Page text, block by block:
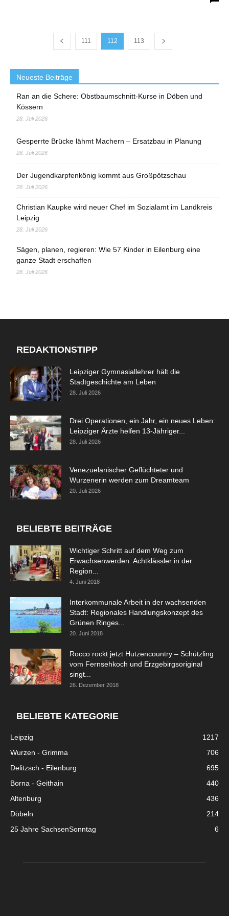
111 112 113
Neueste Beiträge
Ran an die Schere: Obstbaumschnitt-Kurse in Döben und
Kössern
28. Juli 2026
Gesperrte Brücke lähmt Machern – Ersatzbau in Planung
28. Juli 2026
Der Jugendkarpfenkönig kommt aus Großpötzschau
28. Juli 2026
Christian Kaupke wird neuer Chef im Sozialamt im Landkreis
Leipzig
28. Juli 2026
Sägen, planen, regieren: Wie 57 Kinder in Eilenburg eine
ganze Stadt erschaffen
28. Juli 2026
REDAKTIONSTIPP
Leipziger Gymnasiallehrer hält die
Stadtgeschichte am Leben
28. Juli 2026
Drei Operationen, ein Jahr, ein neues Leben:
Leipziger Ärzte helfen 13-Jähriger...
28. Juli 2026
Venezuelanischer Geflüchteter und
Wurzenerin werden zum Dreamteam
20. Juli 2026
BELIEBTE BEITRÄGE
Wichtiger Schritt auf dem Weg zum
Erwachsenwerden: Achtklässler in der
Region...
4. Juni 2018
Interkommunale Arbeit in der wachsenden
Stadt: Regionales Handlungskonzept des
Grünen Ringes...
20. Juni 2018
Rocco rockt jetzt Hutzencountry – Schützling
vom Fernsehkoch und Erzgebirgsoriginal
singt...
26. Dezember 2018
BELIEBTE KATEGORIE
Leipzig
1217
Wurzen - Grimma
706
Delitzsch - Eilenburg
695
Borna - Geithain
440
Altenburg
436
Döbeln
214
25 Jahre SachsenSonntag
6